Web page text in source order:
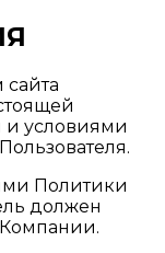
сайта
условиями
Политики
должен
Компании.